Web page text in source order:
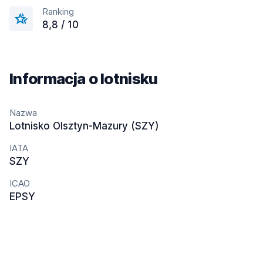
Ranking
8,8 / 10
Informacja o lotnisku
Nazwa
Lotnisko Olsztyn-Mazury (SZY)
IATA
SZY
ICAO
EPSY